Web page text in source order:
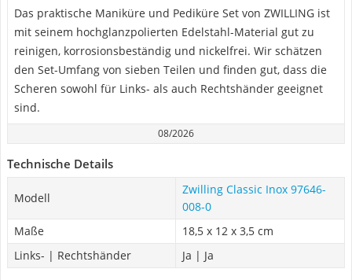
Das praktische Maniküre und Pediküre Set von ZWILLING ist
mit seinem hochglanzpolierten Edelstahl-Material gut zu
reinigen, korrosionsbeständig und nickelfrei. Wir schätzen
den Set-Umfang von sieben Teilen und finden gut, dass die
Scheren sowohl für Links- als auch Rechtshänder geeignet
sind.
08/2026
Technische Details
Modell
Zwilling Classic Inox 97646-
008-0
Maße
18,5 x 12 x 3,5 cm
Links- | Rechtshänder
Ja | Ja